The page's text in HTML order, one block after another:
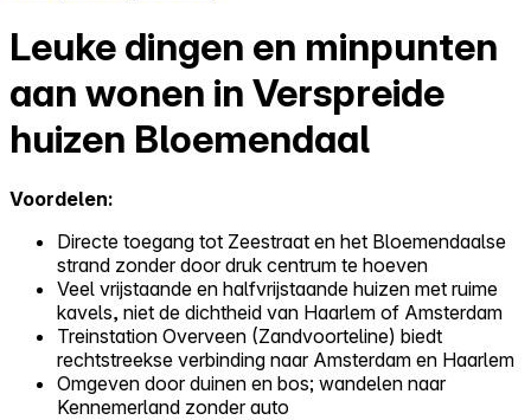
Leuke dingen en minpunten
aan wonen in Verspreide
huizen Bloemendaal
Voordelen:
Directe toegang tot Zeestraat en het Bloemendaalse
strand zonder door druk centrum te hoeven
Veel vrijstaande en halfvrijstaande huizen met ruime
kavels, niet de dichtheid van Haarlem of Amsterdam
Treinstation Overveen (Zandvoorteline) biedt
rechtstreekse verbinding naar Amsterdam en Haarlem
Omgeven door duinen en bos; wandelen naar
Kennemerland zonder auto